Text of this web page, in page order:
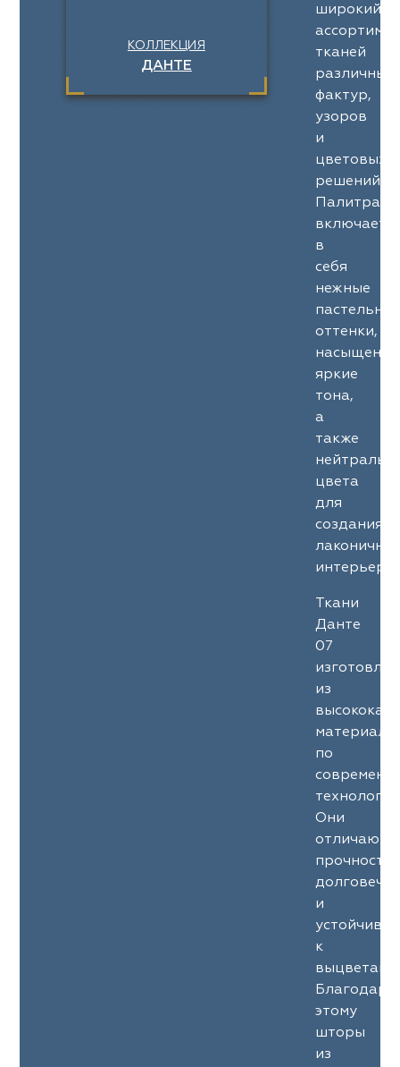
КОЛЛЕКЦИЯ
ДАНТЕ
широкий
тканей
различных
фактур,
узоров
и
цветовых
решений.
Палитра
включает
в
себя
нежные
оттенки,
яркие
тона,
а
также
цвета
для
создания
Ткани
Данте
07
из
по
Они
и
к
Благодаря
этому
шторы
из